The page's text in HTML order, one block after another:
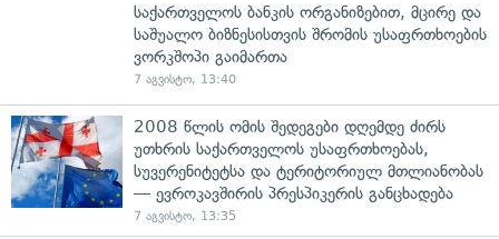
საქართველოს ბანკის ორგანიზებით, მცირე და
საშუალო ბიზნესისთვის შრომის უსაფრთხოების
ვორკშოპი გაიმართა
7 აგვისტო, 13:40
2008 წლის ომის შედეგები დღემდე ძირს
უთხრის საქართველოს უსაფრთხოებას,
სუვერენიტეტსა და ტერიტორიულ მთლიანობას
— ევროკავშირის პრესპიკერის განცხადება
7 აგვისტო, 13:35